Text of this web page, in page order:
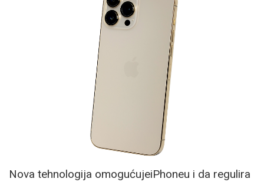
Nova tehnologija omogućujeiPhoneu i da regulira